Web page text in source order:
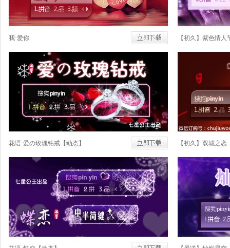
我·爱你 【初久】紫色情人
花语·爱の玫瑰钻戒【动态】 【初久】双城之恋